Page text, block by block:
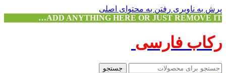
پرش به ناوبری رفتن به محتوای اصلی
ADD ANYTHING HERE OR JUST REMOVE IT…
رکاب فارسی
جستجو